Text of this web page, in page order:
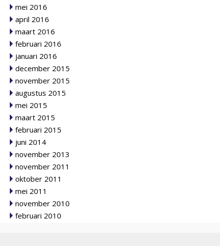
mei 2016
april 2016
maart 2016
februari 2016
januari 2016
december 2015
november 2015
augustus 2015
mei 2015
maart 2015
februari 2015
juni 2014
november 2013
november 2011
oktober 2011
mei 2011
november 2010
februari 2010